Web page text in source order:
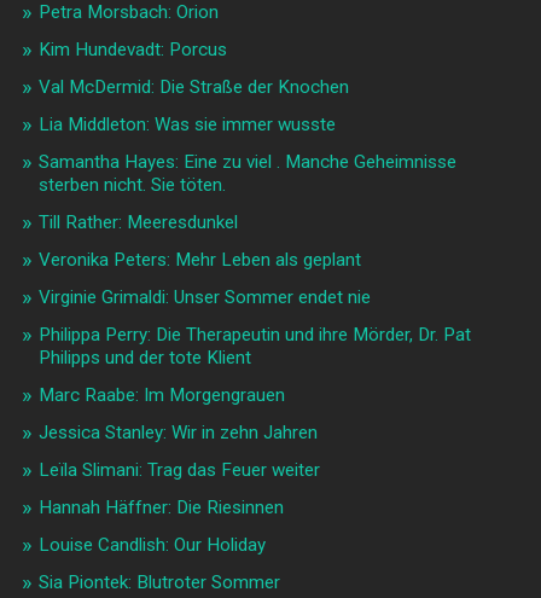
Petra Morsbach: Orion
Kim Hundevadt: Porcus
Val McDermid: Die Straße der Knochen
Lia Middleton: Was sie immer wusste
Samantha Hayes: Eine zu viel . Manche Geheimnisse
sterben nicht. Sie töten.
Till Rather: Meeresdunkel
Veronika Peters: Mehr Leben als geplant
Virginie Grimaldi: Unser Sommer endet nie
Philippa Perry: Die Therapeutin und ihre Mörder, Dr. Pat
Philipps und der tote Klient
Marc Raabe: Im Morgengrauen
Jessica Stanley: Wir in zehn Jahren
Leïla Slimani: Trag das Feuer weiter
Hannah Häffner: Die Riesinnen
Louise Candlish: Our Holiday
Sia Piontek: Blutroter Sommer